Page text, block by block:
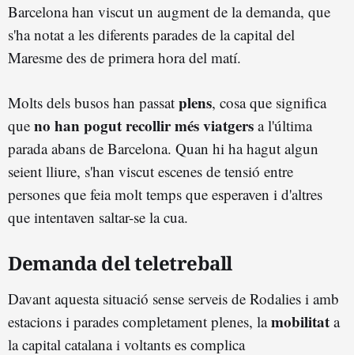
Barcelona han viscut un augment de la demanda, que
s'ha notat a les diferents parades de la capital del
Maresme des de primera hora del matí.
Molts dels busos han passat plens, cosa que significa
que no han pogut recollir més viatgers a l'última
parada abans de Barcelona. Quan hi ha hagut algun
seient lliure, s'han viscut escenes de tensió entre
persones que feia molt temps que esperaven i d'altres
que intentaven saltar-se la cua.
Demanda del teletreball
Davant aquesta situació sense serveis de Rodalies i amb
estacions i parades completament plenes, lamobilitat a
la capital catalana i voltants es complica